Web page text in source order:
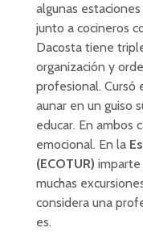
algunas
junto a cocineros
Dacosta tiene
organización y
profesional. Cursó
aunar en un guiso
educar. En ambos
emocional. En la
(ECOTUR) imparte
muchas
considera una
es.